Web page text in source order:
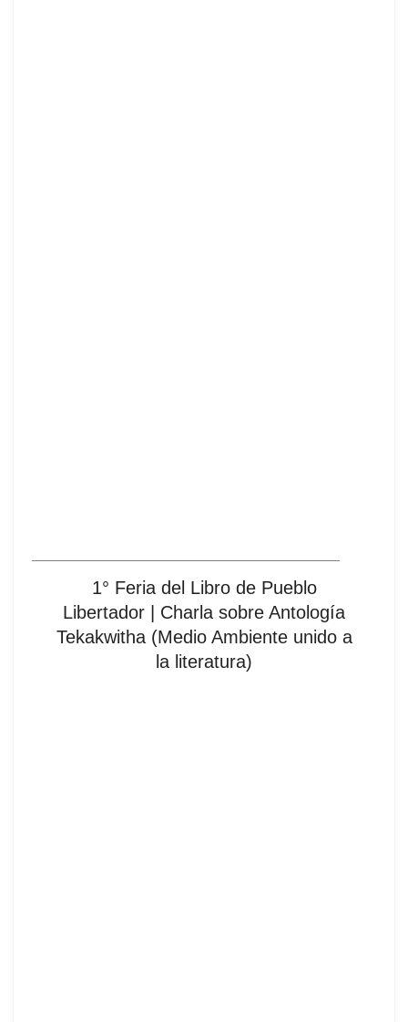
1° Feria del Libro de Pueblo
Libertador | Charla sobre Antología
Tekakwitha (Medio Ambiente unido a
la literatura)